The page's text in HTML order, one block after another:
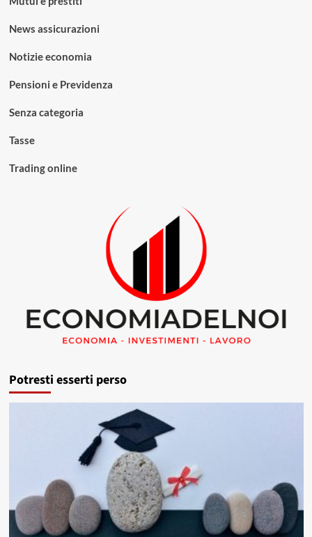
News assicurazioni
Notizie economia
Pensioni e Previdenza
Senza categoria
Tasse
Trading online
Potresti esserti perso